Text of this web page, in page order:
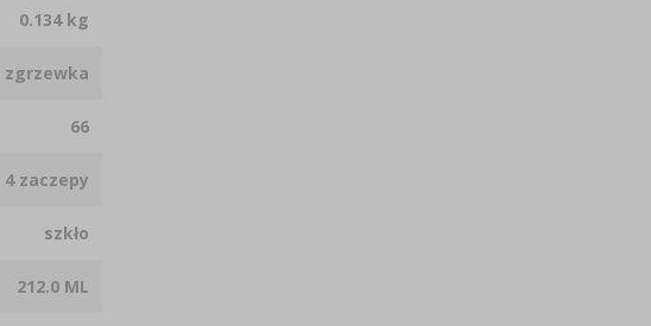
0.134 kg
zgrzewka
66
4 zaczepy
szkło
212.0 ML